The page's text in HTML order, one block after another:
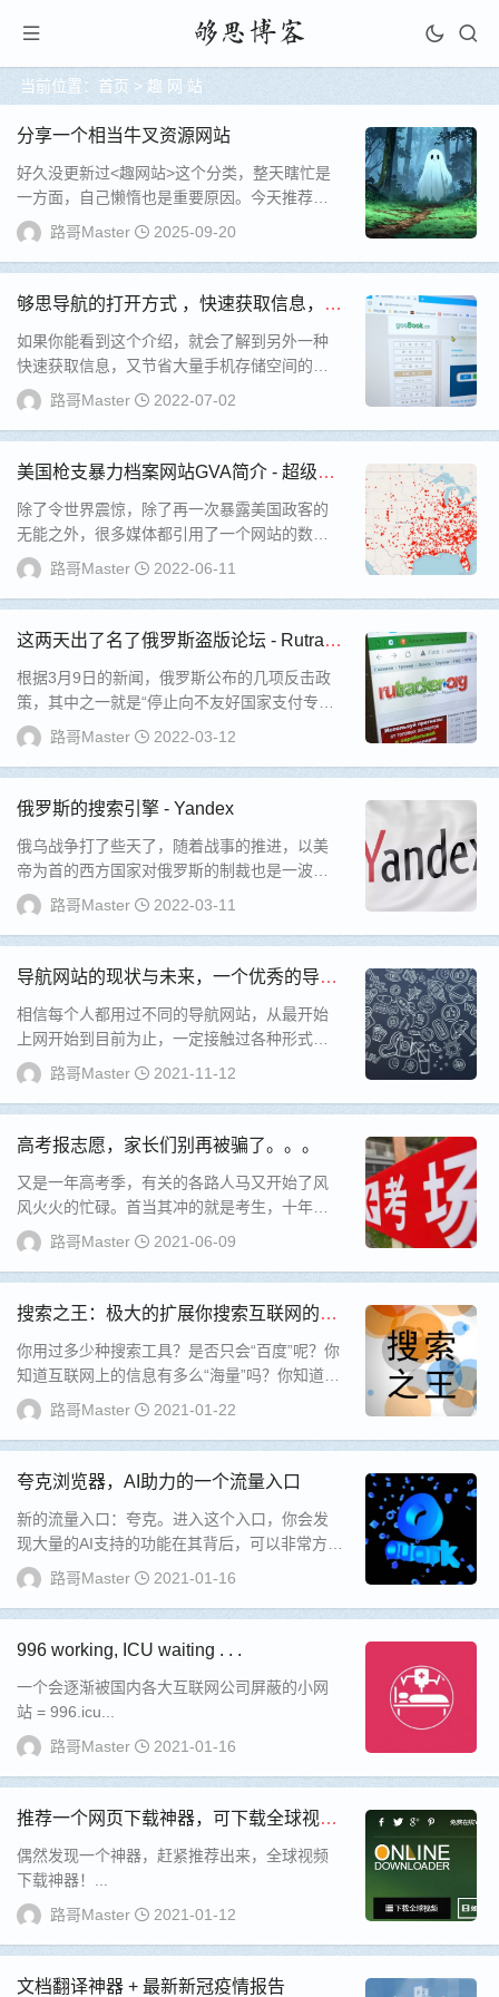
当前位置： 首页 > 趣 网 站
分享一个相当牛叉资源网站
好久没更新过<趣网站>这个分类，整天瞎忙是
一方面，自己懒惰也是重要原因。今天推荐一
个前几天发现的网站，里面有相当多巨...
路哥Master 2025-09-20
够思导航的打开方式 ，快速获取信息，又
节省大量手机存储空间！
如果你能看到这个介绍，就会了解到另外一种
快速获取信息，又节省大量手机存储空间的方
式。毫无疑问，可以快速的随时的获取信息的
方式，只...
路哥Master 2022-07-02
美国枪支暴力档案网站GVA简介 - 超级震
撼的数据！
除了令世界震惊，除了再一次暴露美国政客的
无能之外，很多媒体都引用了一个网站的数
据，介绍美国枪支泛滥导致的严重后果，这就
是【美国枪...
路哥Master 2022-06-11
这两天出了名了俄罗斯盗版论坛 - Rutrack
er
根据3月9日的新闻，俄罗斯公布的几项反击政
策，其中之一就是“停止向不友好国家支付专利
费”。理论上说，如果此政策推行下去，就意味
着...
路哥Master 2022-03-12
俄罗斯的搜索引擎 - Yandex
俄乌战争打了些天了，随着战事的推进，以美
帝为首的西方国家对俄罗斯的制裁也是一波接
一波，越来越没有底线，俄罗斯猫为此感到很
冤。随着...
路哥Master 2022-03-11
导航网站的现状与未来，一个优秀的导航
网站！
相信每个人都用过不同的导航网站，从最开始
上网开始到目前为止，一定接触过各种形式各
种类型的导航网站。但是，几乎让所有人头疼
和难以取...
路哥Master 2021-11-12
高考报志愿，家长们别再被骗了。。。
又是一年高考季，有关的各路人马又开始了风
风火火的忙碌。首当其冲的就是考生，十年寒
窗面临最后的检验。然后是家长，体力不累心
里累，劳...
路哥Master 2021-06-09
搜索之王：极大的扩展你搜索互联网的能
力
你用过多少种搜索工具？是否只会“百度”呢？你
知道互联网上的信息有多么“海量”吗？你知道缺
乏合适的搜索工具，你错过了多少有用的信息...
路哥Master 2021-01-22
夸克浏览器，AI助力的一个流量入口
新的流量入口：夸克。进入这个入口，你会发
现大量的AI支持的功能在其背后，可以非常方便
的实现众多的功能。...
路哥Master 2021-01-16
996 working, ICU waiting . . .
一个会逐渐被国内各大互联网公司屏蔽的小网
站 = 996.icu...
路哥Master
2021-01-16
推荐一个网页下载神器，可下载全球视
频，免费 ➥
偶然发现一个神器，赶紧推荐出来，全球视频
下载神器！...
路哥Master
2021-01-12
文档翻译神器 + 最新新冠疫情报告